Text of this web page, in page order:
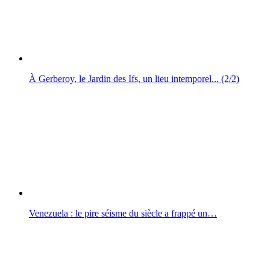
À Gerberoy, le Jardin des Ifs, un lieu intemporel... (2/2)
Venezuela : le pire séisme du siècle a frappé un…